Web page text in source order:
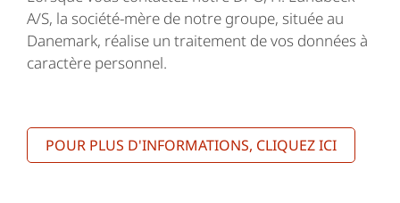
A/S, la société-mère de notre groupe, située au
Danemark, réalise un traitement de vos données à
caractère personnel.
POUR PLUS D'INFORMATIONS, CLIQUEZ ICI